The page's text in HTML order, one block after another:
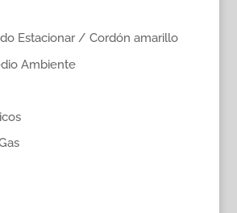
Estacionar / Cordón amarillo
Ambiente